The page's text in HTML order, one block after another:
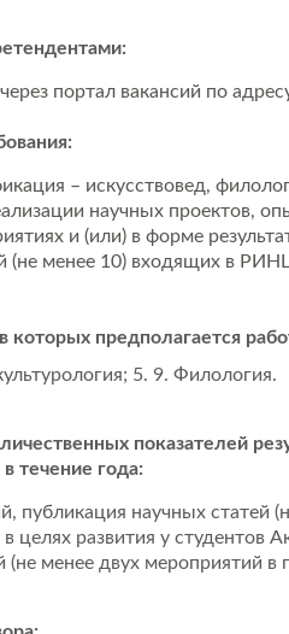
портал вакансий по
– искусствовед,
научных проектов,
и (или) в форме
(не менее 10) входящих в
которых предполагается
5. 9. Филология.
показателей
течение года:
публикация научных статей
целях развития у студентов
(не менее двух мероприятий